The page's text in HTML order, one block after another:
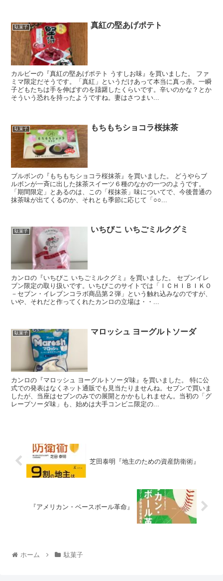
駄菓子 真紅の堅あげポテト
カルビーの『真紅の堅あげポテト うすしお味』を買いました。 ファ
ミマ限定だそうです。「真紅」というだけあって本当に真っ赤。一瞬
子どもたちは手を伸ばすのを躊躇したくらいです。辛いのかな？とか
そういう恐れを持ったようですね。妻はさつまい...
駄菓子 もちもちショコラ桜抹茶
ブルボンの『もちもちショコラ桜抹茶』を買いました。 どうやらブ
ルボンが一斉に出した抹茶スイーツ６種のなかの一つのようです。
「期間限定」とあるのは、この「桜抹茶」味についてで、今後普通の
抹茶味が出てくるのか、それとも季節に応じて「○○...
駄菓子 いちびこ いちごミルクグミ
カンロの『いちびこ いちごミルクグミ』を買いました。 セブンイレ
ブン限定の取り扱いです。いちびこのサイトでは「ＩＣＨＩＢＩＫＯ
－セブン・イレブンコラボ商品第２弾」という触れ込みなのですが、
いや、それだと作ってくれたカンロの立場は・・...
駄菓子 マロッシュ ヨーグルトソーダ
カンロの『マロッシュ ヨーグルトソーダ味』を買いました。 特に公
式での発表はなくネット通販でも見当たりませんね。セブンで買いま
したが、当座はセブンのみでの展開とかかもしれません。当初の「グ
レープソーダ味」も、始めは大手コンビニ限定の...
芝田泰明『地主のための資産防衛術』
『アメリカン・ベースボール革命』
ホーム 駄菓子